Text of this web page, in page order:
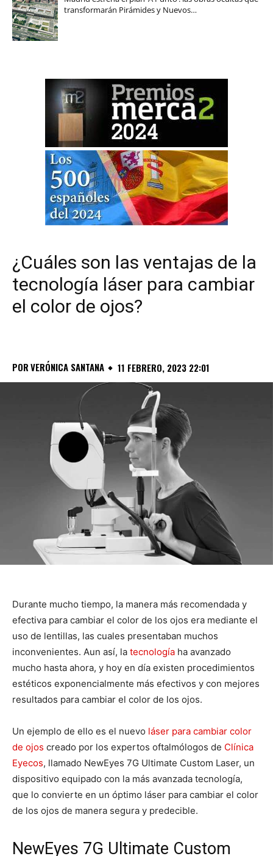
transformarán Pirámides y Nuevos…
¿Cuáles son las ventajas de la
tecnología láser para cambiar
el color de ojos?
PORVERÓNICA SANTANA 11 FEBRERO, 2023 22:01
Durante mucho tiempo, la manera más recomendada y
efectiva para cambiar el color de los ojos era mediante el
uso de lentillas, las cuales presentaban muchos
inconvenientes. Aun así, la tecnología ha avanzado
mucho hasta ahora, y hoy en día existen procedimientos
estéticos exponencialmente más efectivos y con mejores
resultados para cambiar el color de los ojos.
Un ejemplo de ello es el nuevo láser para cambiar color
de ojos creado por los expertos oftalmólogos de Clínica
Eyecos, llamado NewEyes 7G Ultimate Custom Laser, un
dispositivo equipado con la más avanzada tecnología,
que lo convierte en un óptimo láser para cambiar el color
de los ojos de manera segura y predecible.
NewEyes 7G Ultimate Custom